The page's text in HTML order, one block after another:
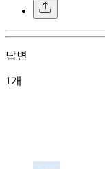
답변
1개